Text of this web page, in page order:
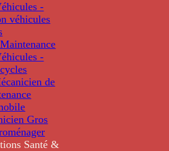
-
véhicules
-
de
Gros
Santé &